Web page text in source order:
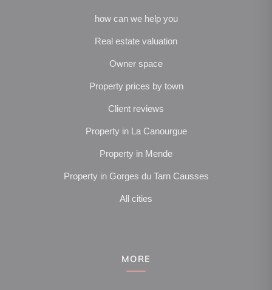
how can we help you
Real estate valuation
Owner space
Property prices by town
Client reviews
Property in La Canourgue
Property in Mende
Property in Gorges du Tarn Causses
All cities
MORE